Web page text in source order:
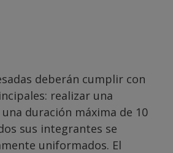
deberán cumplir con
realizar una
duración máxima de 10
sus integrantes se
uniformados. El